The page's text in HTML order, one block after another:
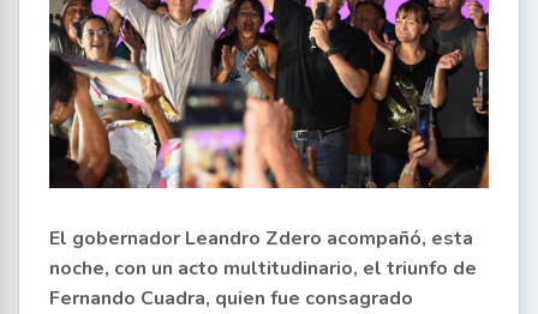
El gobernador Leandro Zdero acompañó, esta
noche, con un acto multitudinario, el triunfo de
Fernando Cuadra, quien fue consagrado